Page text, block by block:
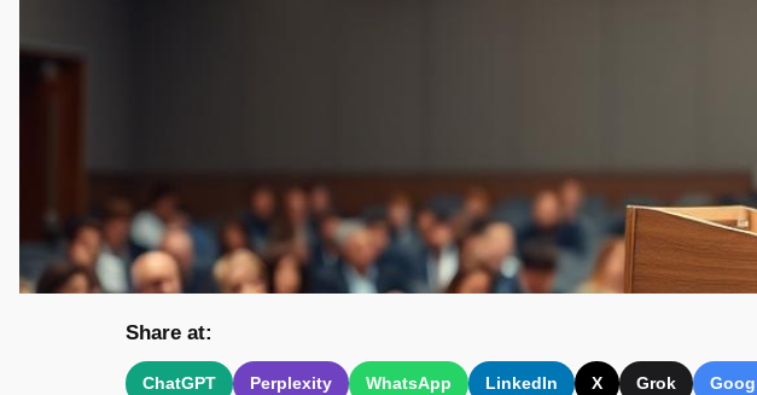
Share at:
ChatGPT Perplexity WhatsApp LinkedIn X Grok